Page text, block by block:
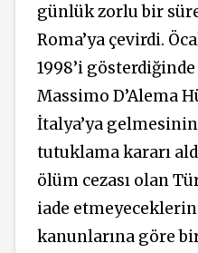
günlük zorlu bir
Roma’ya çevirdi.
1998’i
Massimo D’Alema
İtalya’ya
tutuklama kararı
ölüm cezası olan
iade
kanunlarına göre